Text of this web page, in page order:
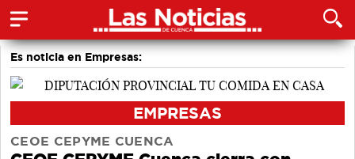
Es noticia en Empresas:
EMPRESAS
CEOE CEPYME CUENCA